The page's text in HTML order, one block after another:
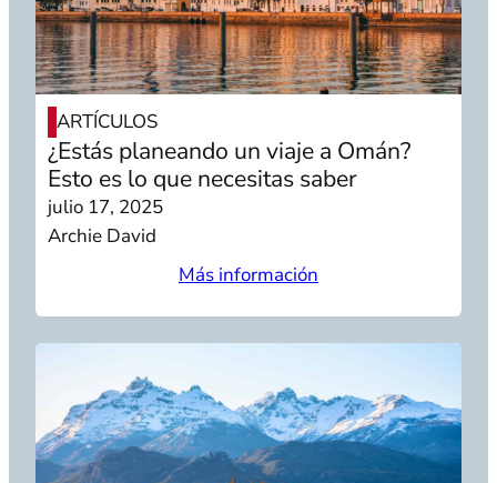
ARTÍCULOS
¿Estás planeando un viaje a Omán?
Esto es lo que necesitas saber
julio 17, 2025
Archie David
Más información